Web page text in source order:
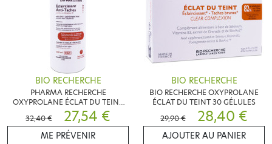
BIO RECHERCHE
PHARMA RECHERCHE
OXYPROLANE ÉCLAT DU TEINT
LAIT CORPS 500ML
32,40 € 27,54 €
ME PRÉVENIR
BIO RECHERCHE
BIO RECHERCHE OXYPROLANE
ÉCLAT DU TEINT 30 GÉLULES
29,90 €
28,40 €
AJOUTER AU PANIER